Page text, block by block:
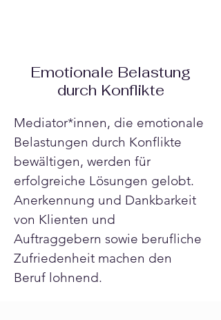
Emotionale Belastung
durch Konflikte
Mediator*innen, die emotionale
Belastungen durch Konflikte
bewältigen, werden für
erfolgreiche Lösungen gelobt.
Anerkennung und Dankbarkeit
von Klienten und
Auftraggebern sowie berufliche
Zufriedenheit machen den
Beruf lohnend.